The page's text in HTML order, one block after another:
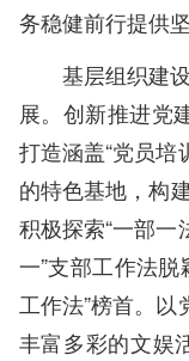
务稳健前行提供
基层组织建
展。创新推进党
打造涵盖“党员培
的特色基地，构
积极探索“一部一
一”支部工作法
工作法”榜首。以
丰富多彩的文娱